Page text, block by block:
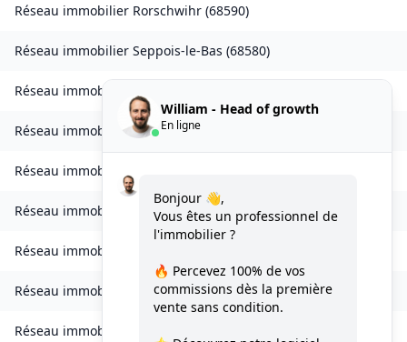
Réseau immobilier Rorschwihr (68590)
Réseau immobilier Seppois-le-Bas (68580)
Réseau immobilier
Réseau immobilierSondernach
Réseau immobilier
Réseau immobilier Staffelfelden(68850)
Réseau immobilier
Réseau immobilier Tagolsheim(68720)
Réseau immobilier
William - Head of growth
En ligne
Bonjour 👋,
Vous êtes un professionnel de
l'immobilier ?
🔥 Percevez 100% de vos
commissions dès la première
vente sans condition.